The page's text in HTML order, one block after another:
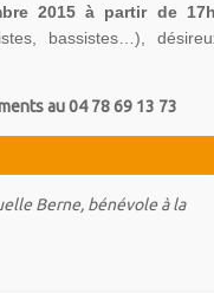
2015 à partir de
bassistes…),
au 04 78 69 13 73
Berne, bénévole à la